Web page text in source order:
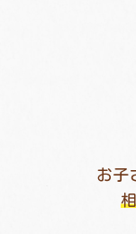
お子